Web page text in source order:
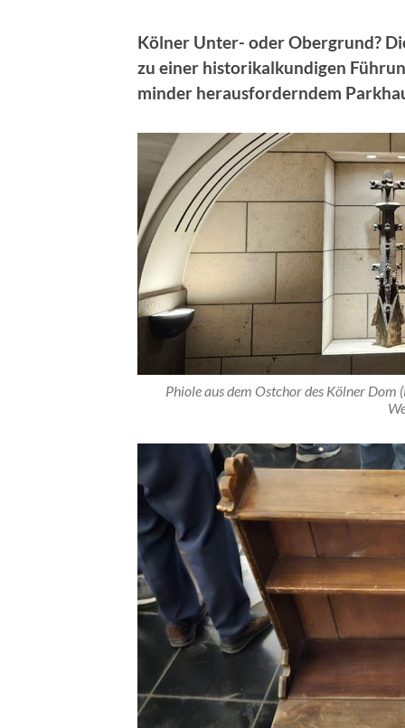
Kölner Unter- oder Obergrund?
zu einer historikalkundigen
minder herausforderndem
Phiole aus dem Ostchor des Kölner